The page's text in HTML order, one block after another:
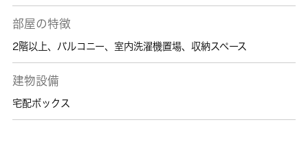
部屋の特徴
2階以上、 バルコニー、 室内洗濯機置場、 収納スペース
建物設備
宅配ボックス